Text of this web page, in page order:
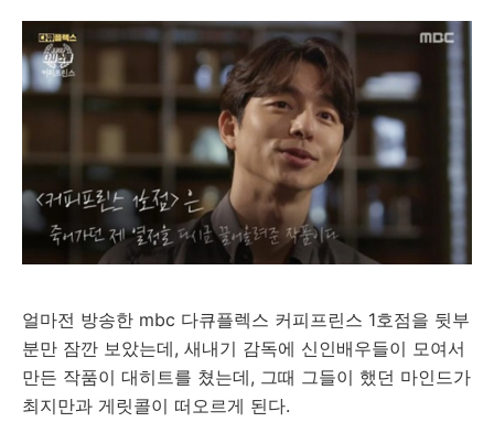
얼마전 방송한 mbc 다큐플렉스 커피프린스 1호점을 뒷부
분만 잠깐 보았는데, 새내기 감독에 신인배우들이 모여서
만든 작품이 대히트를 쳤는데, 그때 그들이 했던 마인드가
최지만과 게릿콜이 떠오르게 된다.